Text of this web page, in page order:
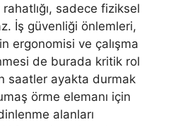
rahatlığı, sadece fiziksel
İş güvenliği önlemleri,
ergonomisi ve çalışma
de burada kritik rol
saatler ayakta durmak
örme elemanı için
alanları